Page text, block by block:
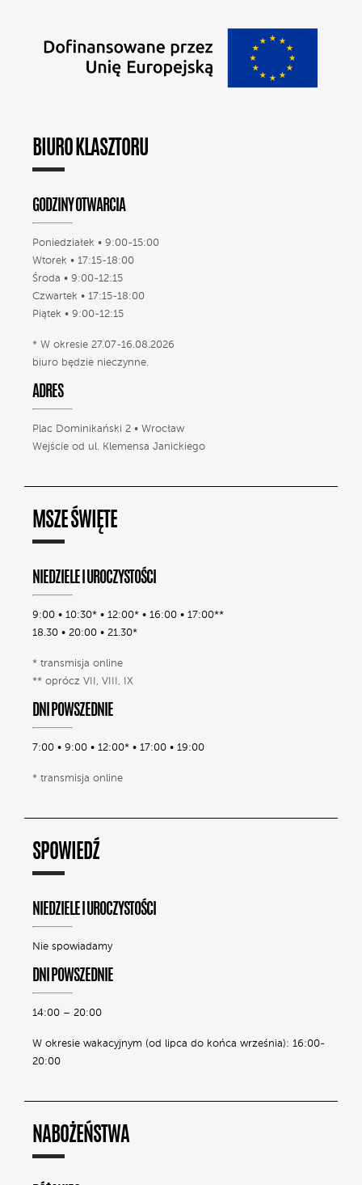
BIURO KLASZTORU
GODZINY OTWARCIA
Poniedziałek • 9:00-15:00
Wtorek • 17:15-18:00
Środa • 9:00-12:15
Czwartek • 17:15-18:00
Piątek • 9:00-12:15
* W okresie 27.07-16.08.2026
biuro będzie nieczynne.
ADRES
Plac Dominikański 2 • Wrocław
Wejście od ul. Klemensa Janickiego
MSZE ŚWIĘTE
NIEDZIELE I UROCZYSTOŚCI
9:00 • 10:30* • 12:00* • 16:00 • 17:00**
18.30 • 20:00 • 21.30*
* transmisja online
** oprócz VII, VIII, IX
DNI POWSZEDNIE
7:00 • 9:00 • 12:00* • 17:00 • 19:00
* transmisja online
SPOWIEDŹ
NIEDZIELE I UROCZYSTOŚCI
Nie spowiadamy
DNI POWSZEDNIE
14:00 – 20:00
W okresie wakacyjnym (od lipca do końca września): 16:00-
20:00
NABOŻEŃSTWA